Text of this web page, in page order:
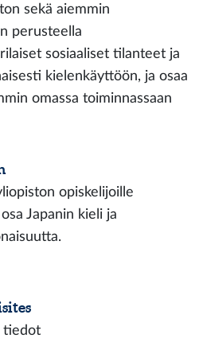
sekä aiemmin
perusteella
sosiaaliset tilanteet ja
kielenkäyttöön, ja osaa
omassa toiminnassaan
opiskelijoille
Japanin kieli ja
tiedot